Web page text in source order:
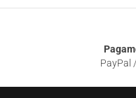
PayPal